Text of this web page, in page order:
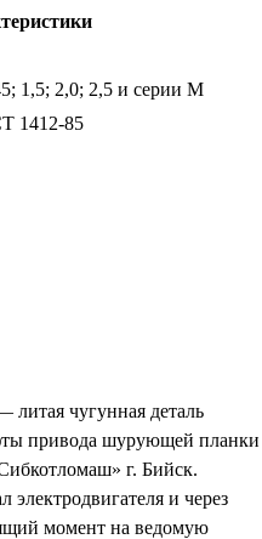
1,5; 2,0; 2,5 и серии М
1412-85
чугунная деталь
привода шурующей планки
г. Бийск.
электродвигателя и через
момент на ведомую